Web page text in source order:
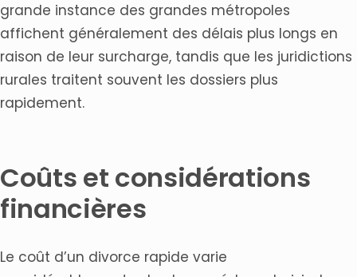
grande instance des grandes métropoles
affichent généralement des délais plus longs en
raison de leur surcharge, tandis que les juridictions
rurales traitent souvent les dossiers plus
rapidement.
Coûts et considérations
financières
Le coût d’un divorce rapide varie